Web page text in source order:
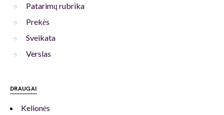
Patarimų rubrika
Prekės
Sveikata
Verslas
DRAUGAI
Kelionės